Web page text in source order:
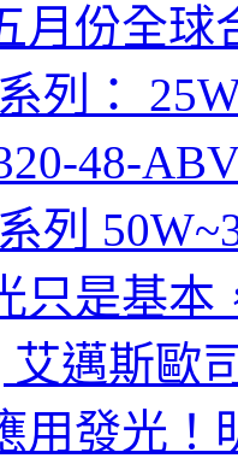
月份全球
列：
48-
列
只是基本
艾邁斯歐
用發光！